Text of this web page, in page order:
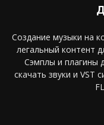
Создание музыки на
легальный контент
Сэмплы и плагины
скачать звуки и VST